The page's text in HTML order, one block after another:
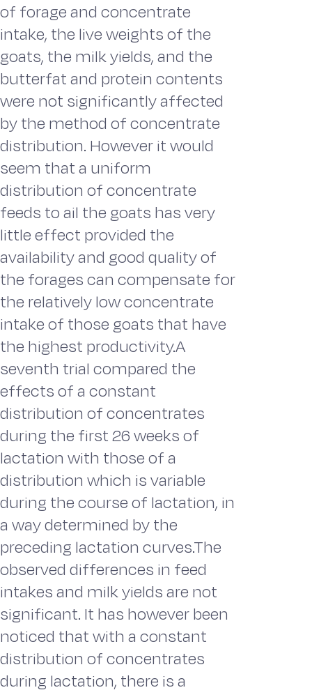
of forage and concentrate
intake, the live weights of the
goats, the milk yields, and the
butterfat and protein contents
were not significantly affected
by the method of concentrate
distribution. However it would
seem that a uniform
distribution of concentrate
feeds to ail the goats has very
little effect provided the
availability and good quality of
the forages can compensate for
the relatively low concentrate
intake of those goats that have
the highest productivity.A
seventh trial compared the
effects of a constant
distribution of concentrates
during the first 26 weeks of
lactation with those of a
distribution which is variable
during the course of lactation, in
a way determined by the
preceding lactation curves.The
observed differences in feed
intakes and milk yields are not
significant. It has however been
noticed that with a constant
distribution of concentrates
during lactation, there is a